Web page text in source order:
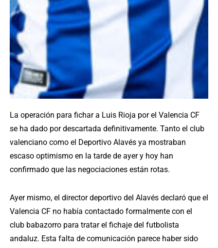
La operación para fichar a Luis Rioja por el Valencia CF
se ha dado por descartada definitivamente. Tanto el club
valenciano como el Deportivo Alavés ya mostraban
escaso optimismo en la tarde de ayer y hoy han
confirmado que las negociaciones están rotas.
Ayer mismo, el director deportivo del Alavés declaró que el
Valencia CF no había contactado formalmente con el
club babazorro para tratar el fichaje del futbolista
andaluz. Esta falta de comunicación parece haber sido